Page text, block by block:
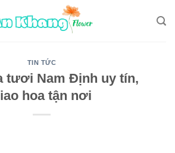
TIN TỨC
tươi Nam Định uy tín,
hoa tận nơi